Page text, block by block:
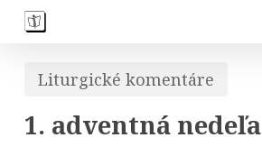
Skip
contentLiturgické komentáre
1. adventná nedeľa